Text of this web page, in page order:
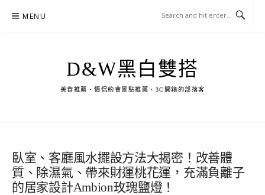
MENU
D&W黑白雙搭
美食推薦、情侶約會景點推薦、3C開箱的部落客
臥室、客廳風水擺設方法大揭密！改善體
質、除濕氣、帶來財運桃花運，充滿負離子
的居家設計Ambion玫瑰鹽燈！